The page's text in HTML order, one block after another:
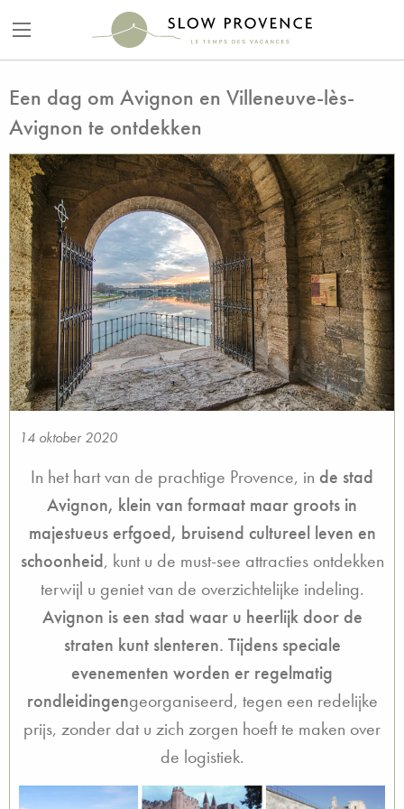
Een dag om Avignon en Villeneuve-lès-
Avignon te ontdekken
14 oktober 2020
In het hart van de prachtige Provence, in de stad
Avignon, klein van formaat maar groots in
majestueus erfgoed, bruisend cultureel leven en
schoonheid, kunt u de must-see attracties ontdekken
terwijl u geniet van de overzichtelijke indeling.
Avignon is een stad waar u heerlijk door de
straten kunt slenteren. Tijdens speciale
evenementen worden er regelmatig
rondleidingengeorganiseerd, tegen een redelijke
prijs, zonder dat u zich zorgen hoeft te maken over
de logistiek.